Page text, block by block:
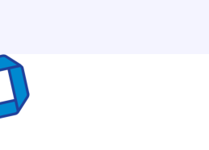
Kunnen jullie
Ja, wij kunnen